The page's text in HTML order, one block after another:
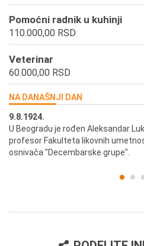
Pomoćni radnik u kuhinji
110.000,00 RSD
Veterinar
60.000,00 RSD
NA DANAŠNJI DAN
9.8.1924.
U Beogradu je rođen Aleksandar
profesor Fakulteta likovnih
osnivača "Decembarske grupe".